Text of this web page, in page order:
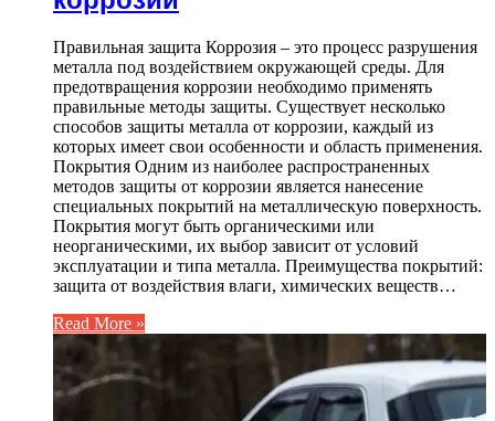
Правильная защита Коррозия – это процесс разрушения
металла под воздействием окружающей среды. Для
предотвращения коррозии необходимо применять
правильные методы защиты. Существует несколько
способов защиты металла от коррозии, каждый из
которых имеет свои особенности и область применения.
Покрытия Одним из наиболее распространенных
методов защиты от коррозии является нанесение
специальных покрытий на металлическую поверхность.
Покрытия могут быть органическими или
неорганическими, их выбор зависит от условий
эксплуатации и типа металла. Преимущества покрытий:
защита от воздействия влаги, химических веществ…
Read More »